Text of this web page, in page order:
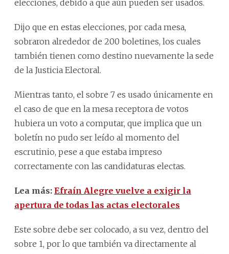
elecciones, debido a que aún pueden ser usados.
Dijo que en estas elecciones, por cada mesa,
sobraron alrededor de 200 boletines, los cuales
también tienen como destino nuevamente la sede
de la Justicia Electoral.
Mientras tanto, el sobre 7 es usado únicamente en
el caso de que en la mesa receptora de votos
hubiera un voto a computar, que implica que un
boletín no pudo ser leído al momento del
escrutinio, pese a que estaba impreso
correctamente con las candidaturas electas.
Lea más: Efraín Alegre vuelve a exigir la
apertura de todas las actas electorales
Este sobre debe ser colocado, a su vez, dentro del
sobre 1, por lo que también va directamente al